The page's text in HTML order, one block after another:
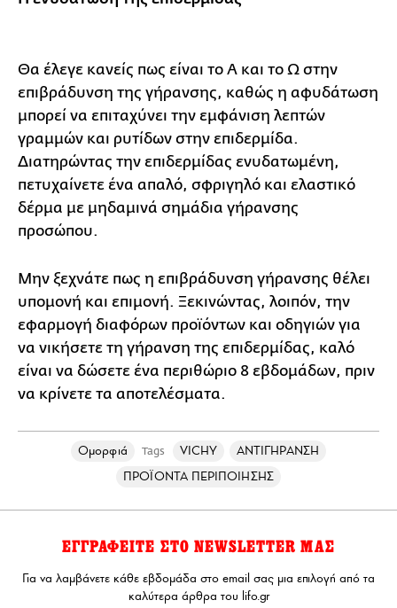
Θα έλεγε κανείς πως είναι το Α και το Ω στην
επιβράδυνση της γήρανσης, καθώς η αφυδάτωση
μπορεί να επιταχύνει την εμφάνιση λεπτών
γραμμών και ρυτίδων στην επιδερμίδα.
Διατηρώντας την επιδερμίδας ενυδατωμένη,
πετυχαίνετε ένα απαλό, σφριγηλό και ελαστικό
δέρμα με μηδαμινά σημάδια γήρανσης
προσώπου.
Μην ξεχνάτε πως η επιβράδυνση γήρανσης θέλει
υπομονή και επιμονή. Ξεκινώντας, λοιπόν, την
εφαρμογή διαφόρων προϊόντων και οδηγιών για
να νικήσετε τη γήρανση της επιδερμίδας, καλό
είναι να δώσετε ένα περιθώριο 8 εβδομάδων, πριν
να κρίνετε τα αποτελέσματα.
Ομορφιά Tags VICHY
ΑΝΤΙΓΗΡΑΝΣΗ
ΠΡΟΪΟΝΤΑ ΠΕΡΙΠΟΙΗΣΗΣ
ΕΓΓΡΑΦΕΙΤΕ ΣΤΟ NEWSLETTER ΜΑΣ
Για να λαμβάνετε κάθε εβδομάδα στο email σας μια επιλογή από τα
καλύτερα άρθρα του lifo.gr